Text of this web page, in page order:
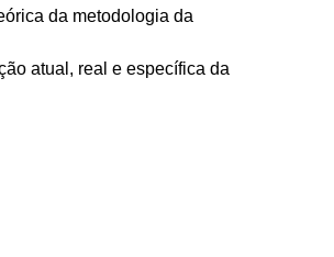
da metodologia da
atual, real e específica da